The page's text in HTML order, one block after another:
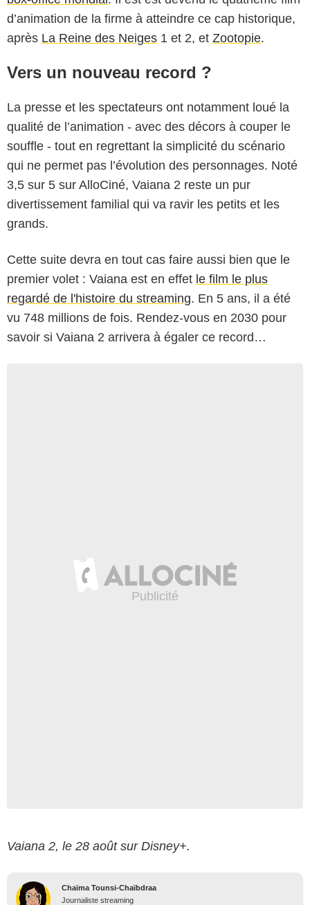
d’animation de la firme à atteindre ce cap historique,
après La Reine des Neiges 1 et 2, et Zootopie.
Vers un nouveau record ?
La presse et les spectateurs ont notamment loué la
qualité de l’animation - avec des décors à couper le
souffle - tout en regrettant la simplicité du scénario
qui ne permet pas l’évolution des personnages. Noté
3,5 sur 5 sur AlloCiné, Vaiana 2 reste un pur
divertissement familial qui va ravir les petits et les
grands.
Cette suite devra en tout cas faire aussi bien que le
premier volet : Vaiana est en effet le film le plus
regardé de l'histoire du streaming. En 5 ans, il a été
vu 748 millions de fois. Rendez-vous en 2030 pour
savoir si Vaiana 2 arrivera à égaler ce record…
Vaiana 2, le 28 août sur Disney+.
Chaïma Tounsi-Chaïbdraa
Journaliste streaming